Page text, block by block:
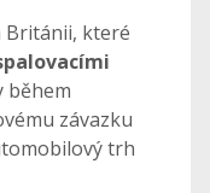
Británii, které
během
závazku
trh